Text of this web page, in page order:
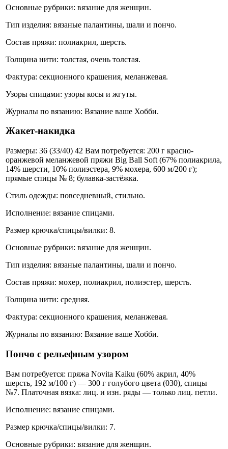
Основные рубрики: вязание для женщин.
Тип изделия: вязаные палантины, шали и пончо.
Состав пряжи: полиакрил, шерсть.
Толщина нити: толстая, очень толстая.
Фактура: секционного крашения, меланжевая.
Узоры спицами: узоры косы и жгуты.
Журналы по вязанию: Вязание ваше Хобби.
Жакет-накидка
Размеры: 36 (33/40) 42 Вам потребуется: 200 г красно-
оранжевой меланжевой пряжи Big Ball Soft (67% полиакрила,
14% шерсти, 10% полиэстера, 9% мохера, 600 м/200 г);
прямые спицы № 8; булавка-застёжка.
Стиль одежды: повседневный, стильно.
Исполнение: вязание спицами.
Размер крючка/спицы/вилки: 8.
Основные рубрики: вязание для женщин.
Тип изделия: вязаные палантины, шали и пончо.
Состав пряжи: мохер, полиакрил, полиэстер, шерсть.
Толщина нити: средняя.
Фактура: секционного крашения, меланжевая.
Журналы по вязанию: Вязание ваше Хобби.
Пончо с рельефным узором
Вам потребуется: пряжа Novita Kaiku (60% акрил, 40%
шерсть, 192 м/100 г) — 300 г голубого цвета (030), спицы
№7. Платочная вязка: лиц. и изн. ряды — только лиц. петли.
Исполнение: вязание спицами.
Размер крючка/спицы/вилки: 7.
Основные рубрики: вязание для женщин.